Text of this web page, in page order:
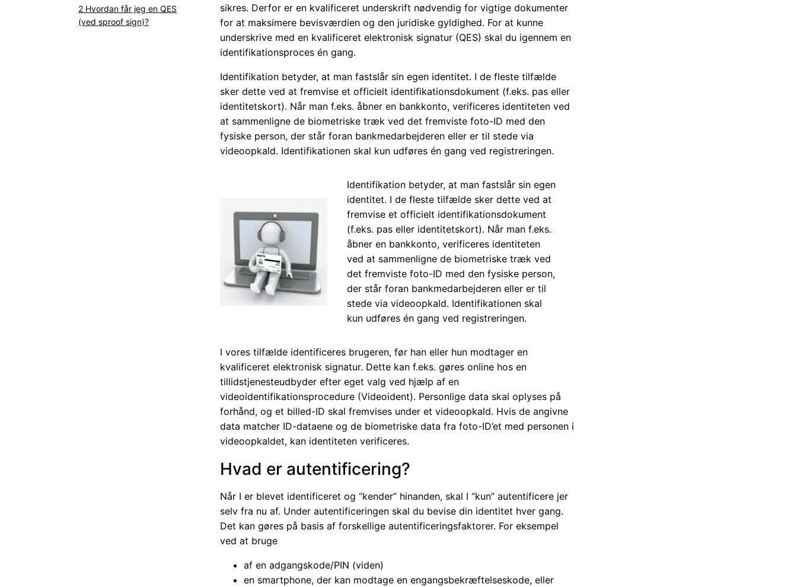
Hvordan får jeg en QES
(ved sproof sign)?
sikres. Derfor er en kvalificeret underskrift nødvendig for vigtige dokumenter
for at maksimere bevisværdien og den juridiske gyldighed. For at kunne
underskrive med en kvalificeret elektronisk signatur (QES) skal du igennem en
identifikationsproces én gang.
Identifikation betyder, at man fastslår sin egen identitet. I de fleste tilfælde
sker dette ved at fremvise et officielt identifikationsdokument (f.eks. pas eller
identitetskort). Når man f.eks. åbner en bankkonto, verificeres identiteten ved
at sammenligne de biometriske træk ved det fremviste foto-ID med den
fysiske person, der står foran bankmedarbejderen eller er til stede via
videoopkald. Identifikationen skal kun udføres én gang ved registreringen.
Identifikation betyder, at man fastslår sin egen
identitet. I de fleste tilfælde sker dette ved at
fremvise et officielt identifikationsdokument
(f.eks. pas eller identitetskort). Når man f.eks.
åbner en bankkonto, verificeres identiteten
ved at sammenligne de biometriske træk ved
det fremviste foto-ID med den fysiske person,
der står foran bankmedarbejderen eller er til
stede via videoopkald. Identifikationen skal
kun udføres én gang ved registreringen.
I vores tilfælde identificeres brugeren, før han eller hun modtager en
kvalificeret elektronisk signatur. Dette kan f.eks. gøres online hos en
tillidstjenesteudbyder efter eget valg ved hjælp af en
videoidentifikationsprocedure (Videoident). Personlige data skal oplyses på
forhånd, og et billed-ID skal fremvises under et videoopkald. Hvis de angivne
data matcher ID-dataene og de biometriske data fra foto-ID’et med personen i
videoopkaldet, kan identiteten verificeres.
Hvad er autentificering?
Når I er blevet identificeret og “kender” hinanden, skal I “kun” autentificere jer
selv fra nu af. Under autentificeringen skal du bevise din identitet hver gang.
Det kan gøres på basis af forskellige autentificeringsfaktorer. For eksempel
ved at bruge
af en adgangskode/PIN (viden)
en smartphone, der kan modtage en engangsbekræftelseskode, eller